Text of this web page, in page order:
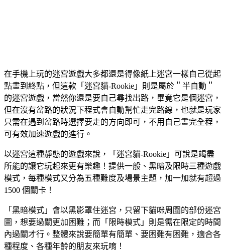
在手機上玩的迷宮遊戲大多都還是得像紙上迷宮一樣自己從起
點畫到終點，但這款「迷宮貓-Rookie」則是屬於＂半自動＂
的迷宮遊戲，當然你還是要自己尋找出路，畢竟它是個迷宮，
但在沒有岔路的狀況下程式會自動幫忙走完路線，也就是玩家
只需在遇到岔路時選擇要走的方向即可，不用自己畫完全程，
可有效加速遊戲的進行。
以迷宮這種靜態的遊戲來說，「迷宮貓-Rookie」可說是竭盡
所能的讓它玩起來更有樂趣！提供一般、黑暗及限時三種遊戲
模式，每種模式又分為五種難度及場景主題，加一加就有超過
1500 個關卡！
「黑暗模式」會以黑影罩住迷宮，只留下貓咪周圍的部份迷宮
圖，想要過關更加困難；而「限時模式」則是需在限定的時間
內過關才行。整體來說要簡單有簡單、要困難有困難，適合各
種程度、各種年齡的朋友來玩唷！